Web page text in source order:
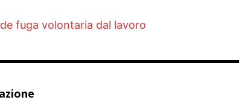
fuga volontaria dal lavoro